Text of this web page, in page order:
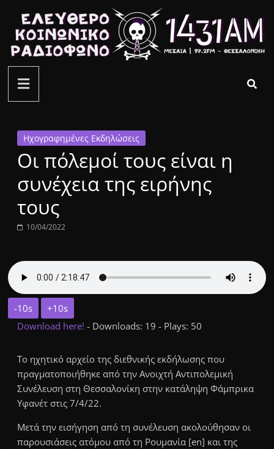
περιεχόμενο
ελεύθερο
κοινωνικό
ραδιόφωνο
1431AM
Ηχογραφημένες Εκδηλώσεις
Οι πόλεμοί τους είναι η
συνέχεια της ειρήνης
τους
10/04/2022
-10s
+10s
Download here!- Downloads: 19 - Plays: 50
Το ηχητικό αρχείο της διεθνικής εκδήλωσης που
πραγματοποιήθηκε από την Ανοιχτή Αντιπολεμική
Συνέλευση στη Θεσσαλονίκη στην κατάληψη Φάμπρικα
Υφανέτ στις 7/4/22.
Μετά την εισήγηση από τη συνέλευση ακολούθησαν οι
παρουσιάσεις ατόμου από τη Ρουμανία [en] και της